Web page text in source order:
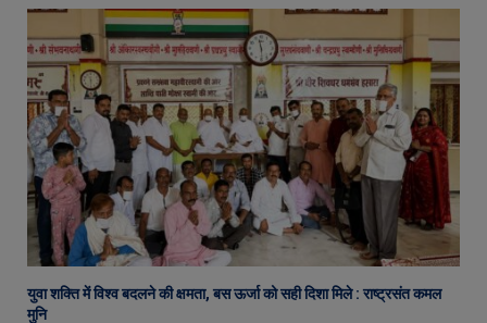
युवा शक्ति में विश्व बदलने की क्षमता, बस ऊर्जा को सही दिशा मिले : राष्ट्रसंत कमल
मुनि